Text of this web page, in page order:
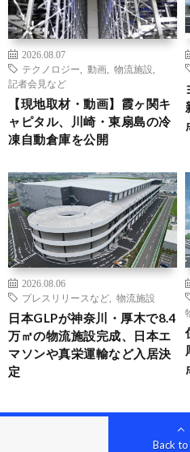
2026.08.07
テクノロジー
動画 物流施設
記者会見など
【現地取材・動画】霞ヶ関キ
ャピタル、川崎・東扇島の冷
凍自動倉庫を公開
2026.08.06
プレスリリースなど
物流施設
日本GLPが神奈川・厚木で8.4
万㎡の物流施設完成、日本エ
マソンや真栄運輸など入居決
定
Back